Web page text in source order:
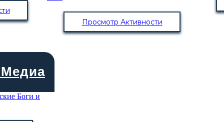
Просмотр Активности